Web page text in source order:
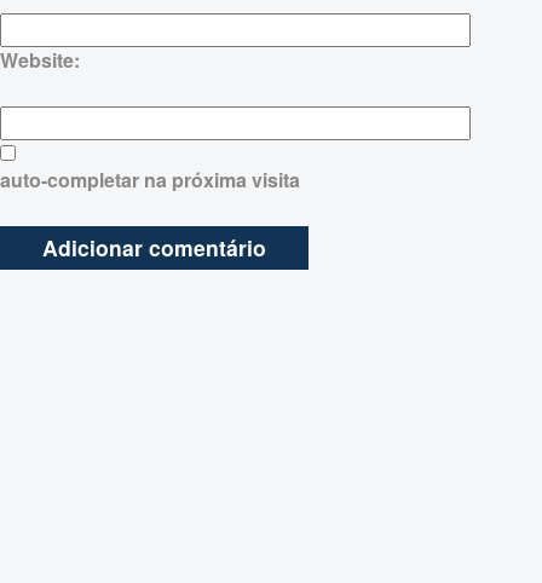
Website:
auto-completar na próxima visita